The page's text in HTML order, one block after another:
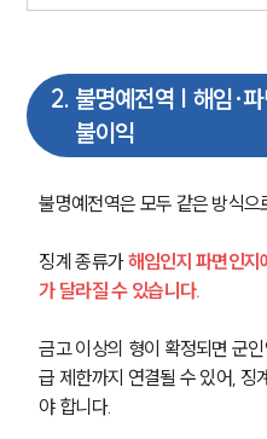
2. 불명예전역 | 해임·
불이익
불명예전역은 모두 같은 방식으
징계 종류가 해임인지 파면인지
가 달라질 수 있습니다.
금고 이상의 형이 확정되면 군
급 제한까지 연결될 수 있어, 징
야 합니다.